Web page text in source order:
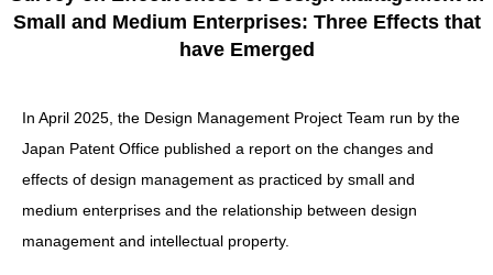
Small and Medium Enterprises: Three Effects that
have Emerged
In April 2025, the Design Management Project Team run by the
Japan Patent Office published a report on the changes and
effects of design management as practiced by small and
medium enterprises and the relationship between design
management and intellectual property.